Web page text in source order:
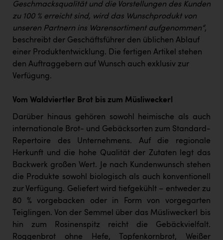
Ruderclub Wels
SCRI - Salzburg Cancer Research Institute
SCHMACHTL GmbH
Schwingshandl - automation technology gmbh
TCL
TGW Logistics
TRAILOMAT & Cycling Austria
VERITAS
Vier Diamanten
Vorlagenportal
Wir besiegen Krebs
Geschmacksqualität und die Vorstellungen des Kunden
zu 100 % erreicht sind, wird das Wunschprodukt von
unseren Partnern ins Warensortiment aufgenommen“,
beschreibt der Geschäftsführer den üblichen Ablauf
einer Produktentwicklung. Die fertigen Artikel stehen
den Auftraggebern auf Wunsch auch exklusiv zur
Verfügung.
Vom Waldviertler Brot bis zum Müsliweckerl
Darüber hinaus gehören sowohl heimische als auch
internationale Brot- und Gebäcksorten zum Standard-
Repertoire des Unternehmens. Auf die regionale
Herkunft und die hohe Qualität der Zutaten legt das
Backwerk großen Wert. Je nach Kundenwunsch stehen
die Produkte sowohl biologisch als auch konventionell
zur Verfügung. Geliefert wird tiefgekühlt – entweder zu
80 % vorgebacken oder in Form von vorgegarten
Teiglingen. Von der Semmel über das Müsliweckerl bis
hin zum Rosinenspitz reicht die Gebäckvielfalt.
Roggenbrot ohne Hefe, Topfenkornbrot, Weißer